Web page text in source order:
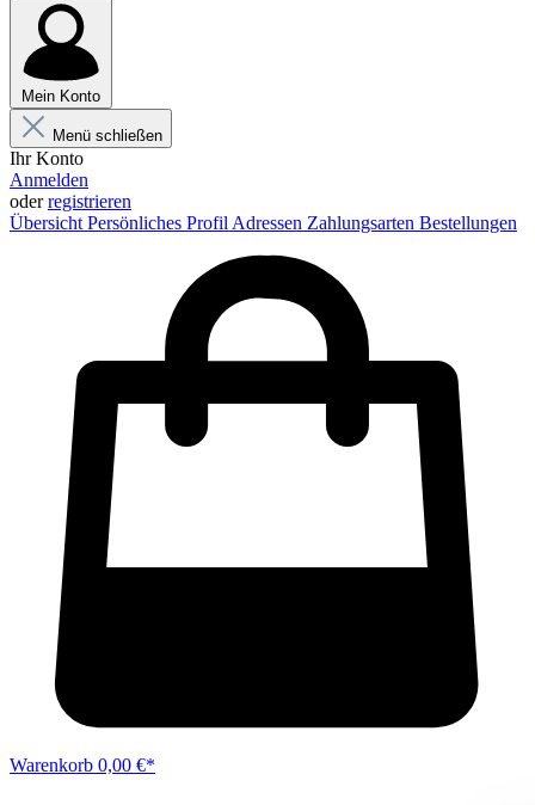
Mein Konto
Menü schließen
Ihr Konto
Anmelden
oderregistrieren
Übersicht Persönliches Profil Adressen Zahlungsarten Bestellungen
Warenkorb 0,00 €*